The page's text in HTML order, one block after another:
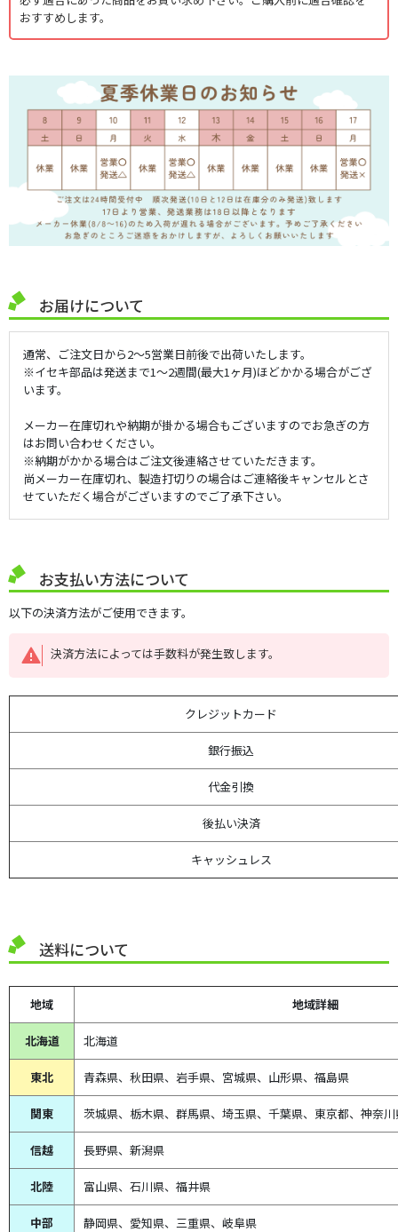
おすすめします。
お届けについて
通常、ご注文日から2～5営業日前後で出荷いたします。
※イセキ部品は発送まで1～2週間(最大1ヶ月)ほどかかる場合がござ
います。
メーカー在庫切れや納期が掛かる場合もございますのでお急ぎの方
はお問い合わせください。
※納期がかかる場合はご注文後連絡させていただきます。
尚メーカー在庫切れ、製造打切りの場合はご連絡後キャンセルとさ
せていただく場合がございますのでご了承下さい。
お支払い方法について
以下の決済方法がご使用できます。
決済方法によっては手数料が発生致します。
クレジットカード
銀行振込
代金引換
後払い決済
キャッシュレス
送料について
地域 地域詳細
北海道 北海道
東北 青森県、 秋田県、 岩手県、宮城県、山形県、福島県
関東 茨城県、栃木県、群馬県、埼玉県、千葉県、東京都、神奈
信越 長野県、新潟県
北陸 富山県、 石川県、 福井県
中部 静岡県、 愛知県、 三重県、 岐阜県